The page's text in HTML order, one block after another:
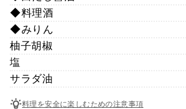
◆料理酒
◆みりん
柚子胡椒
塩
サラダ油
料理を安全に楽しむための注意事項